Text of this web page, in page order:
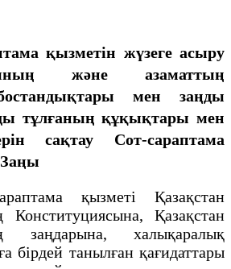
қызметін жүзеге асыру
және азаматтың
мен заңды
тұлғаның құқықтары мен
сақтау
Cот-сараптама
қызметі Қазақстан
Конституциясына, Қазақстан
заңдарына, халықаралық
бірдей танылған қағидаттары